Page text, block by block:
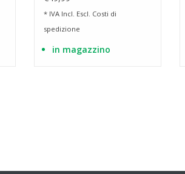
* IVA Incl. Escl. Costi di
spedizione
in magazzino